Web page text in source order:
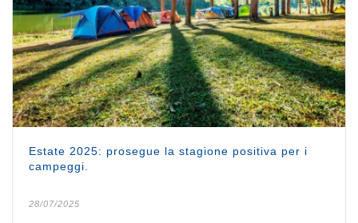
Estate 2025: prosegue la stagione positiva per i
campeggi.
28/07/2025